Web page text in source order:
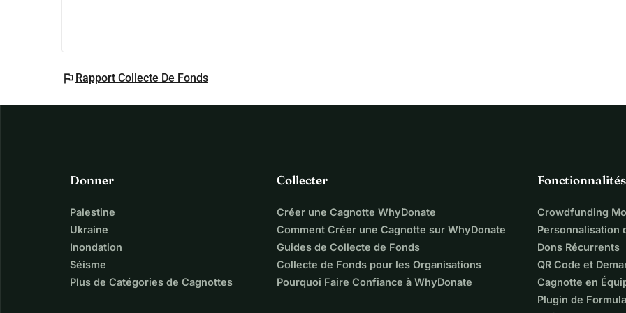
flag Rapport Collecte De Fonds
Donner
Palestine
Ukraine
Inondation
Séisme
Plus de Catégories de Cagnottes
Collecter
Créer une Cagnotte WhyDonate
Comment Créer une Cagnotte sur WhyDonate
Guides de Collecte de Fonds
Collecte de Fonds pour les Organisations
Pourquoi Faire Confiance à WhyDonate
Crowdfunding
Personnalisation
Dons Récurrents
QR Code et
Cagnotte en
Plugin de